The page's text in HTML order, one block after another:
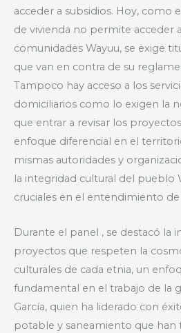
acceder a subsidios. Hoy, como
de vivienda no permite acceder
comunidades Wayuu, se exige
que van en contra de su
Tampoco hay acceso a los
domiciliarios como lo exigen la
que entrar a revisar los
enfoque diferencial en el
mismas autoridades y
la integridad cultural del pueblo
cruciales en el entendimiento de
Durante el panel , se destacó la
proyectos que respeten la
culturales de cada etnia, un
fundamental en el trabajo de la
García, quien ha liderado con
potable y saneamiento que han